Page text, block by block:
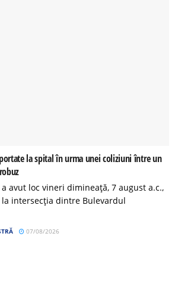
la spital în urma unei coliziuni între un
avut loc vineri dimineață, 7 august a.c.,
intersecția dintre Bulevardul
07/08/2026